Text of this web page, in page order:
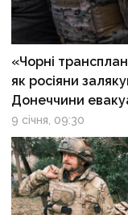
«Чорні
як росіяни
Донеччини
9 січня, 09:30